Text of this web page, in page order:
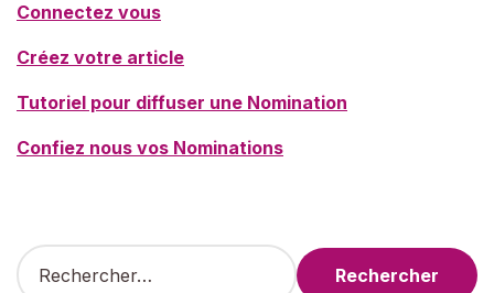
Connectez vous
Créez votre article
Tutoriel pour diffuser une Nomination
Confiez nous vos Nominations
R
e